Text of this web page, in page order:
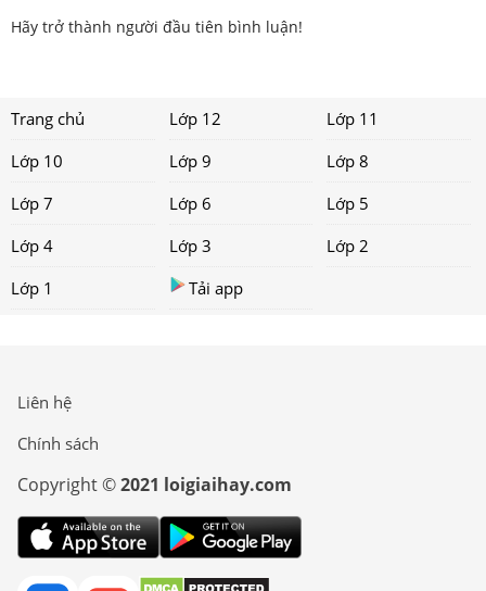
Hãy trở thành người đầu tiên bình luận!
Trang chủ Lớp 12
Lớp 11
Lớp 10
Lớp 9
Lớp 8
Lớp 7
Lớp 6
Lớp 5
Lớp 4
Lớp 3
Lớp 2
Lớp 1
Tải app
Liên hệ
Chính sách
Copyright ©2021 loigiaihay.com